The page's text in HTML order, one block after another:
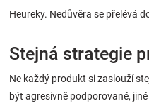
Heureky. Nedůvěra se přelévá
Stejná strategie
Ne každý produkt si zaslouží
být agresivně podporované,